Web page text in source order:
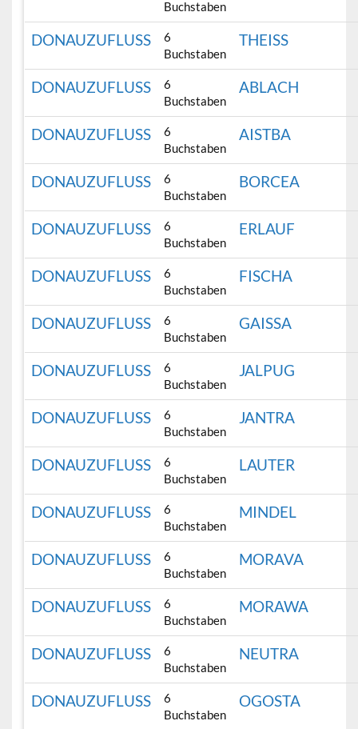
Buchstaben
DONAUZUFLUSS
6
Buchstaben
THEISS
DONAUZUFLUSS
6
Buchstaben
ABLACH
DONAUZUFLUSS
6
Buchstaben
AISTBA
DONAUZUFLUSS
6
Buchstaben
BORCEA
DONAUZUFLUSS
6
Buchstaben
ERLAUF
DONAUZUFLUSS
6
Buchstaben
FISCHA
DONAUZUFLUSS
6
Buchstaben
GAISSA
DONAUZUFLUSS
6
Buchstaben
JALPUG
DONAUZUFLUSS
6
Buchstaben
JANTRA
DONAUZUFLUSS
6
Buchstaben
LAUTER
DONAUZUFLUSS
6
Buchstaben
MINDEL
DONAUZUFLUSS
6
Buchstaben
MORAVA
DONAUZUFLUSS
6
Buchstaben
MORAWA
DONAUZUFLUSS
6
Buchstaben
NEUTRA
DONAUZUFLUSS
6
Buchstaben
OGOSTA